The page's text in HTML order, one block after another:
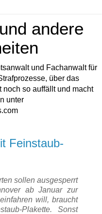
andere
und Fachanwalt für
über das
noch so auffällt und macht
unter
Feinstaub-
sollen ausgesperrt
ab Januar zur
will, braucht
Plakette. Sonst